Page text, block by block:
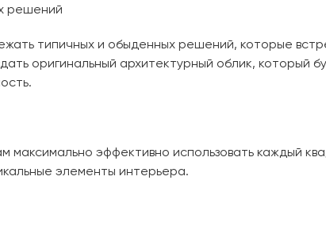
решений
типичных и обыденных решений, которые
оригинальный архитектурный облик, который
максимально эффективно использовать каждый
элементы интерьера.